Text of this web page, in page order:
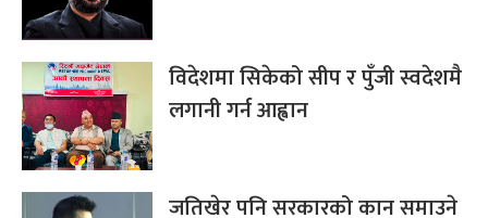
विदेशमा सिकेको सीप र पुँजी स्वदेशमै
लगानी गर्न आह्वान
जतिखेर पनि सरकारको कान समाउने